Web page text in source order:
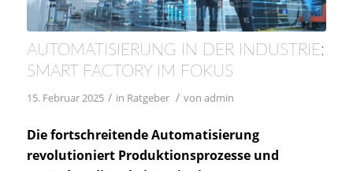
AUTOMATISIERUNG IN DER INDUSTRIE:
SMART FACTORY IM FOKUS
15. Februar 2025 / in Ratgeber / von admin
Die fortschreitende Automatisierung
revolutioniert Produktionsprozesse und